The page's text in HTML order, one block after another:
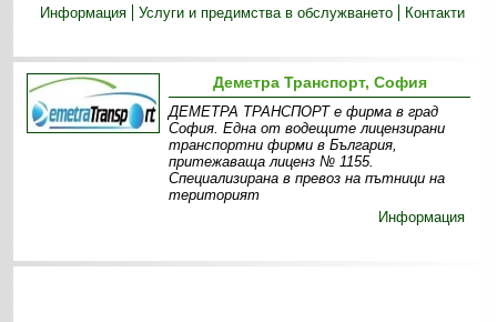
Информация
Услуги и предимства в обслужването Контакти
Деметра Транспорт, София
ДЕМЕТРА ТРАНСПОРТ е фирма в град
София. Една от водещите лицензирани
транспортни фирми в България,
притежаваща лиценз № 1155.
Специализирана в превоз на пътници на
територият
Информация